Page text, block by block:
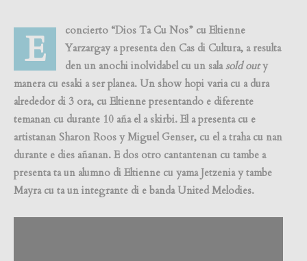
E
concierto “Dios Ta Cu Nos” cu Eltienne
Yarzargay a presenta den Cas di Cultura, a resulta
den un anochi inolvidabel cu un salasold outy
manera cu esaki a ser planea. Un show hopi varia cu a dura
alrededor di 3 ora, cu Eltienne presentando e diferente
temanan cu durante 10 aña el a skirbi. El a presenta cu e
artistanan Sharon Roos y Miguel Genser, cu el a traha cu nan
durante e dies añanan. E dos otro cantantenan cu tambe a
presenta ta un alumno di Eltienne cu yama Jetzenia y tambe
Mayra cu ta un integrante di e banda United Melodies.